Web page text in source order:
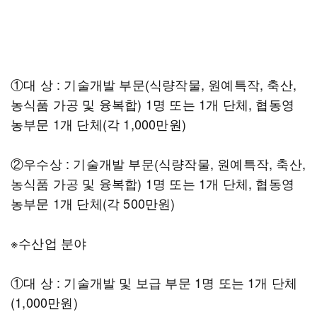
①대 상 : 기술개발 부문(식량작물, 원예특작, 축산,
농식품 가공 및 융복합) 1명 또는 1개 단체, 협동영
농부문 1개 단체(각 1,000만원)
②우수상 : 기술개발 부문(식량작물, 원예특작, 축산,
농식품 가공 및 융복합) 1명 또는 1개 단체, 협동영
농부문 1개 단체(각 500만원)
※수산업 분야
①대 상 : 기술개발 및 보급 부문 1명 또는 1개 단체
(1,000만원)